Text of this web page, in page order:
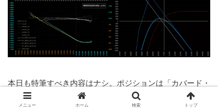
本日も特筆すべき内容はナシ。ポジションは「カバード・
プット」をホールド。NYタイムも何もなければこのまま
メニュー ホーム 検索 トップ